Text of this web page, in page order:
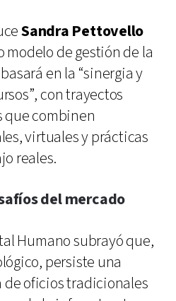
Sandra Pettovello
modelo de gestión de la
en la “sinergia y
con trayectos
que combinen
virtuales y prácticas
reales.
del mercado
Humano subrayó que,
persiste una
de oficios tradicionales